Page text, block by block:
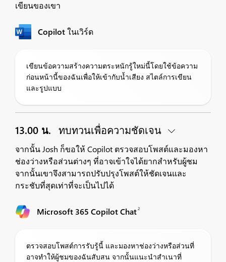
เขียนของเขา
Copilot ในเวิร์ด
เขียนข้อความสร้างความตระหนักรู้ใหม่นี้โดยใช้ข้อความ
ก่อนหน้านี้ของฉันเพื่อให้เข้ากับน้ำเสียง สไตล์การเขียน
และรูปแบบ
13.00 น. ทบทวนเพื่อความชัดเจน
จากนั้น Josh ก็ขอให้ Copilot ตรวจสอบโพสต์และมองหา
ช่องว่างหรือส่วนต่างๆ ที่อาจเข้าใจได้ยากสำหรับผู้ชม
จากนั้นเขาจึงสามารถปรับปรุงโพสต์ให้ชัดเจนและ
กระชับที่สุดเท่าที่จะเป็นไปได้
Microsoft 365 Copilot Chat2
ตรวจสอบโพสต์การรับรู้นี้ และมองหาช่องว่างหรือส่วนที่
อาจทำให้ผู้ชมของฉันสับสน จากนั้นแนะนำสำเนาที่